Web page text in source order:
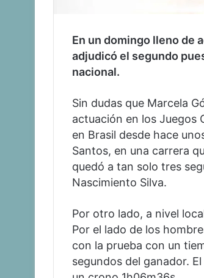
En un domingo lleno de
adjudicó el segundo
nacional.
Sin dudas que Marcela
actuación en los Juegos
en Brasil desde hace
Santos, en una carrera
quedó a tan solo tres
Nascimiento Silva.
Por otro lado, a nivel
Por el lado de los
con la prueba con un
segundos del ganador.